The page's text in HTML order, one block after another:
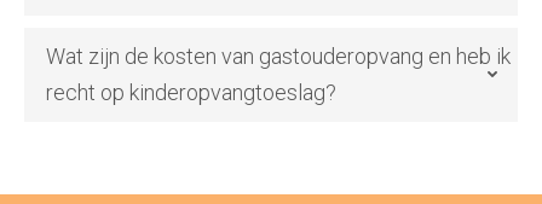
Wat zijn de kosten van gastouderopvang en heb ik
recht op kinderopvangtoeslag?